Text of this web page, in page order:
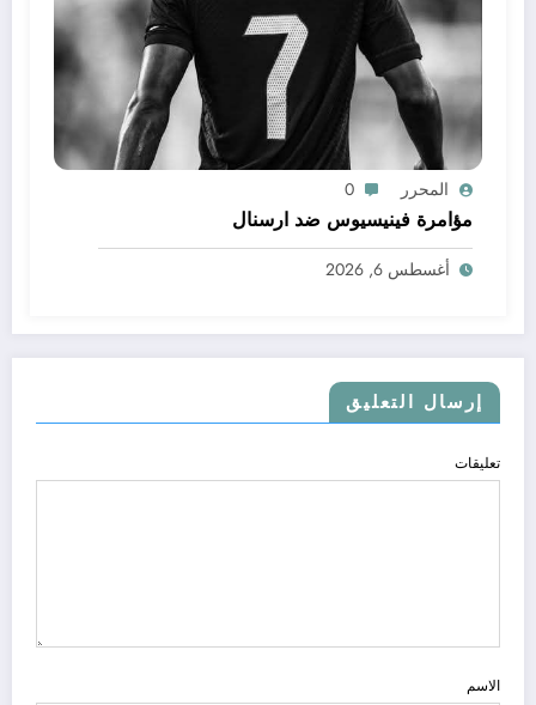
المحرر 0
مؤامرة فينيسيوس ضد ارسنال
أغسطس 6, 2026
إرسال التعليق
تعليقات
الاسم